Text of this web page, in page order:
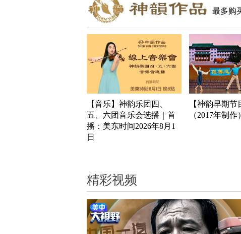
最多购
【音乐】神韵乐团四、
五、六团音乐会选播｜首
播：美东时间2026年8月1
日
【神韵早期
（2017年制作）
精彩视频